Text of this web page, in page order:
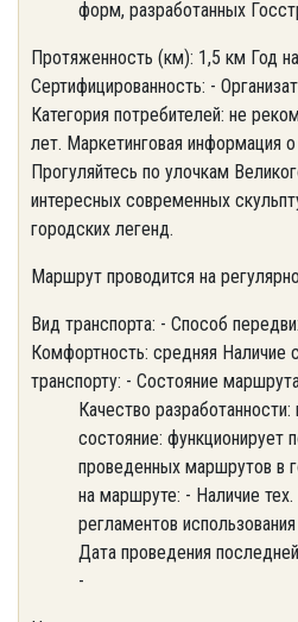
форм, разработанных
Протяженность (км): 1,5 км Год
Сертифицированность: -
Категория потребителей: не
лет. Маркетинговая информация
Прогуляйтесь по улочкам
интересных современных
городских легенд.
Маршрут проводится на
Вид транспорта: - Способ
Комфортность: средняя Наличие
транспорту: - Состояние
Качество
состояние: функционирует
проведенных маршрутов в
на маршруте: - Наличие
регламентов
Дата проведения
-